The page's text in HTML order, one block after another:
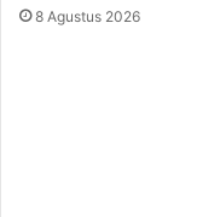
8 Agustus 2026